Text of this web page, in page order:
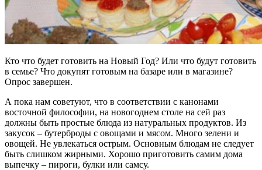
Кто что будет готовить на Новый Год? Или что будут готовить
в семье? Что докупят готовым на базаре или в магазине?
Опрос завершен.
А пока нам советуют, что в соответствии с канонами
восточной философии, на новогоднем столе на сей раз
должны быть простые блюда из натуральных продуктов. Из
закусок – бутерброды с овощами и мясом. Много зелени и
овощей. Не увлекаться острым. Основным блюдам не следует
быть слишком жирными. Хорошо приготовить самим дома
выпечку – пироги, булки или самсу.